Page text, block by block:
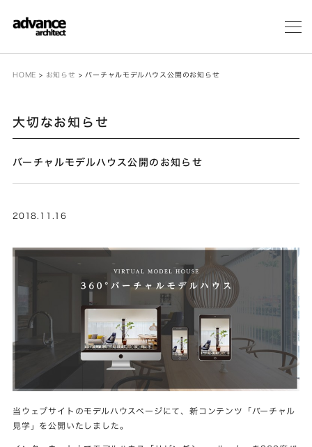
メ
HOME > お知らせ > バーチャルモデルハウス公開のお知らせ
大切なお知らせ
バーチャルモデルハウス公開のお知らせ
2018.11.16
当ウェブサイトのモデルハウスページにて、新コンテンツ「バーチャル
見学」を公開いたしました。